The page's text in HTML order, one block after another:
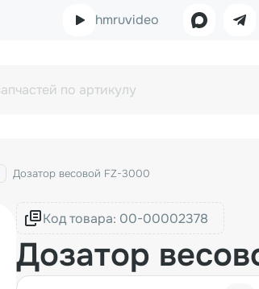
hmruvideo
Дозатор весовой FZ-3000
Код товара:
Дозатор